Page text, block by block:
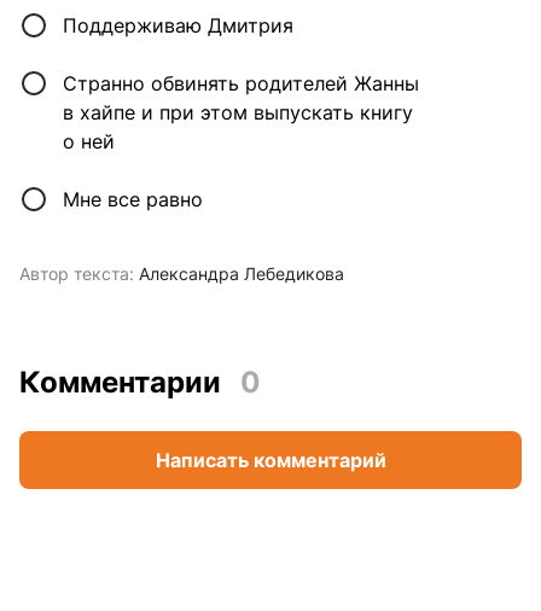
Поддерживаю Дмитрия
Странно обвинять родителей Жанны
в хайпе и при этом выпускать книгу
о ней
Мне все равно
Автор текста: Александра Лебедикова
Комментарии 0
Написать комментарий